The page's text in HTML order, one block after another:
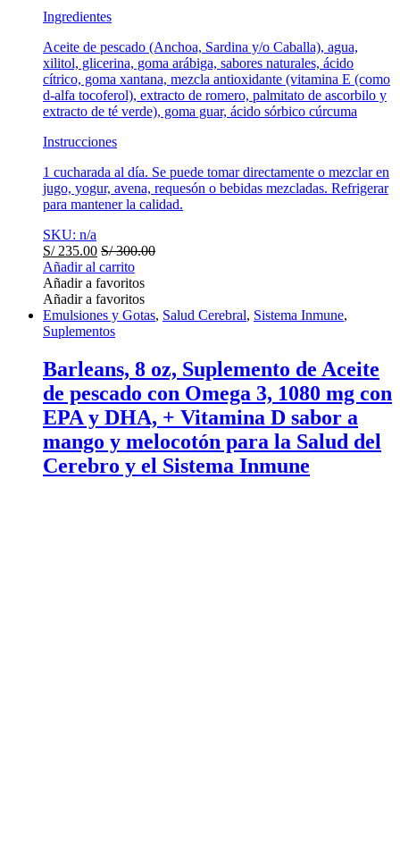
Ingredientes
Aceite de pescado (Anchoa, Sardina y/o Caballa), agua,
xilitol, glicerina, goma arábiga, sabores naturales, ácido
cítrico, goma xantana, mezcla antioxidante (vitamina E (como
d-alfa tocoferol), extracto de romero, palmitato de ascorbilo y
extracto de té verde), goma guar, ácido sórbico cúrcuma
Instrucciones
1 cucharada al día. Se puede tomar directamente o mezclar en
jugo, yogur, avena, requesón o bebidas mezcladas. Refrigerar
para mantener la calidad.
SKU: n/a
S/235.00 S/300.00
Añadir al carrito
Añadir a favoritos
Añadir a favoritos
Emulsiones y Gotas, Salud Cerebral, Sistema Inmune,
Suplementos
Barleans, 8 oz, Suplemento de Aceite
de pescado con Omega 3, 1080 mg con
EPA y DHA, + Vitamina D sabor a
mango y melocotón para la Salud del
Cerebro y el Sistema Inmune